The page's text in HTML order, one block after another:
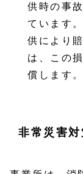
供時の事
ています
供により
は、この
償します。
非常災害対